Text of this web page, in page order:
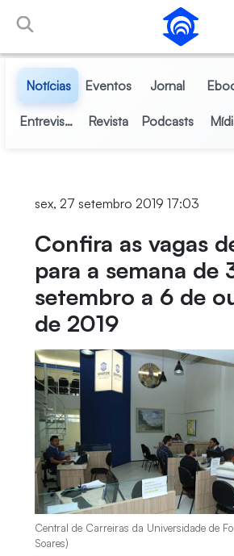
Pular para o Conteúdo principal
Notícias Eventos Jornal
Entrevistas Revista Podcasts
sex, 27 setembro 2019 17:03
Confira as vagas
para a semana de
setembro a 6 de
de 2019
Central de Carreiras da Universidade de
Soares)